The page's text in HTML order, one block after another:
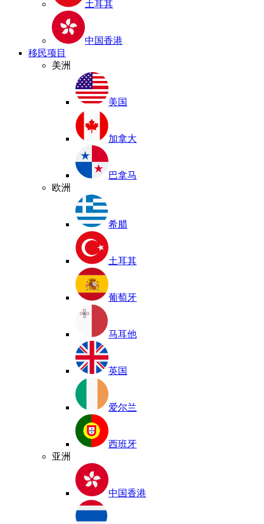
土耳其
中国香港
移民项目
美洲
美国
加拿大
巴拿马
欧洲
希腊
土耳其
葡萄牙
马耳他
英国
爱尔兰
西班牙
亚洲
中国香港